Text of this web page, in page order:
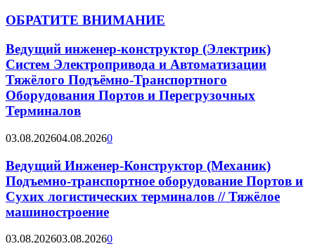
ОБРАТИТЕ ВНИМАНИЕ
Ведущий инженер-конструктор (Электрик)
Систем Электропривода и Автоматизации
Тяжёлого Подъёмно-Транспортного
Оборудования Портов и Перегрузочных
Терминалов
03.08.202604.08.20260
Ведущий Инженер-Конструктор (Механик)
Подъемно-транспортное оборудование Портов и
Сухих логистических терминалов // Тяжёлое
машиностроение
03.08.202603.08.20260